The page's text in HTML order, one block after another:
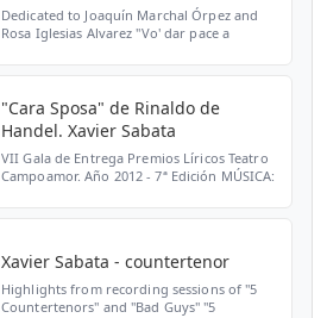
Dedicated to Joaquín Marchal Órpez and
Rosa Iglesias Alvarez "Vo' dar pace a
"Cara Sposa" de Rinaldo de
Handel. Xavier Sabata
VII Gala de Entrega Premios Líricos Teatro
Campoamor. Año 2012 - 7ª Edición MÚSICA:
Xavier Sabata - countertenor
Highlights from recording sessions of "5
Countertenors" and "Bad Guys" "5